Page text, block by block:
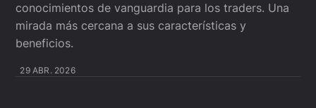
conocimientos de vanguardia para los traders. Una
mirada más cercana a sus características y
beneficios.
29 ABR. 2026